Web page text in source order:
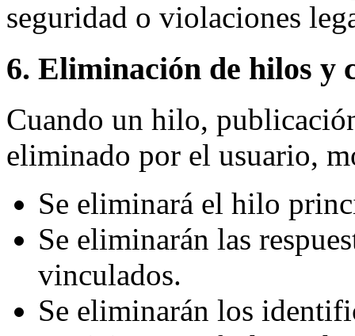
seguridad o violaciones
6. Eliminación de hilos y
Cuando un hilo,
eliminado por el usuario,
Se eliminará el hilo
Se eliminarán las
vinculados.
Se eliminarán los